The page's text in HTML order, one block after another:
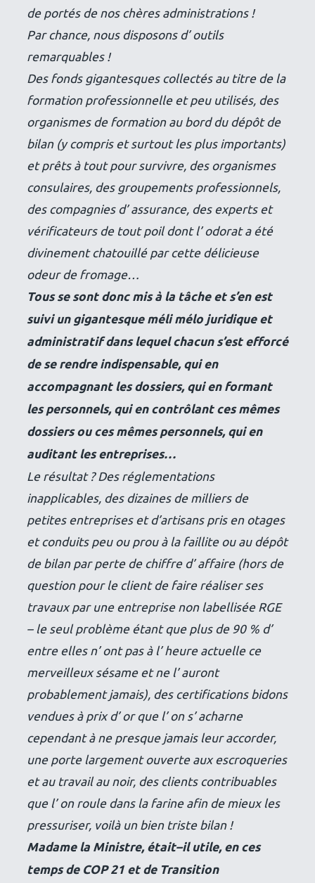
de portés de nos chères administrations !
Par chance, nous disposons d’ outils
remarquables !
Des fonds gigantesques collectés au titre de la
formation professionnelle et peu utilisés, des
organismes de formation au bord du dépôt de
bilan (y compris et surtout les plus importants)
et prêts à tout pour survivre, des organismes
consulaires, des groupements professionnels,
des compagnies d’ assurance, des experts et
vérificateurs de tout poil dont l’ odorat a été
divinement chatouillé par cette délicieuse
odeur de fromage…
Tous se sont donc mis à la tâche et s’en est
suivi un gigantesque méli mélo juridique et
administratif dans lequel chacun s’est efforcé
de se rendre indispensable, qui en
accompagnant les dossiers, qui en formant
les personnels, qui en contrôlant ces mêmes
dossiers ou ces mêmes personnels, qui en
auditant les entreprises…
Le résultat ? Des réglementations
inapplicables, des dizaines de milliers de
petites entreprises et d’artisans pris en otages
et conduits peu ou prou à la faillite ou au dépôt
de bilan par perte de chiffre d’ affaire (hors de
question pour le client de faire réaliser ses
travaux par une entreprise non labellisée RGE
– le seul problème étant que plus de 90 % d’
entre elles n’ ont pas à l’ heure actuelle ce
merveilleux sésame et ne l’ auront
probablement jamais), des certifications bidons
vendues à prix d’ or que l’ on s’ acharne
cependant à ne presque jamais leur accorder,
une porte largement ouverte aux escroqueries
et au travail au noir, des clients contribuables
que l’ on roule dans la farine afin de mieux les
pressuriser, voilà un bien triste bilan !
Madame la Ministre, était–il utile, en ces
temps de COP 21 et de Transition